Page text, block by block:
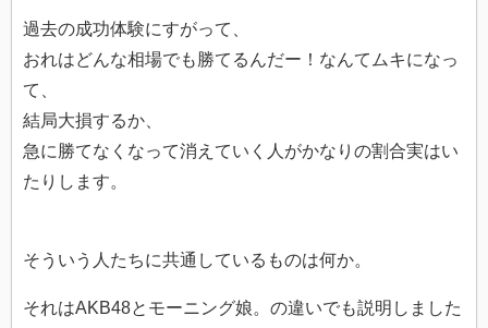
過去の成功体験にすがって、
おれはどんな相場でも勝てるんだー！なんてムキになっ
て、
結局大損するか、
急に勝てなくなって消えていく人がかなりの割合実はい
たりします。
そういう人たちに共通しているものは何か。
それはAKB48とモーニング娘。の違いでも説明しました